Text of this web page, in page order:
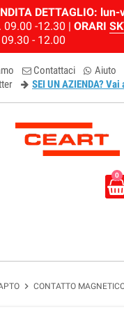
DETTAGLIO: lun-
. 09.00 -12.30 | ORARI
09.30 - 12.00
Contattaci Aiuto
SEI UN AZIENDA?
0
chevron_right CONTATTO